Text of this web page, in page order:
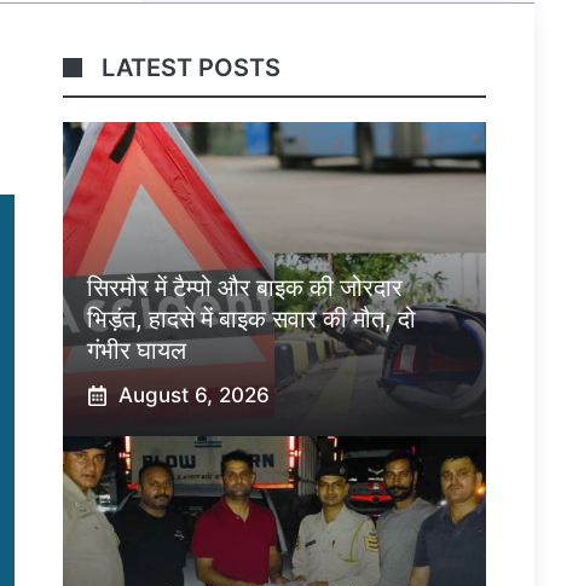
LATEST POSTS
सिरमौर में टैम्पो और बाइक की जोरदार
भिड़ंत, हादसे में बाइक सवार की मौत, दो
गंभीर घायल
August 6, 2026